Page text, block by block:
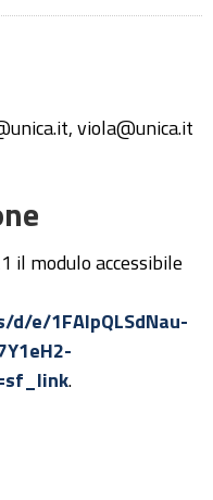
viola@unica.it
il modulo accessibile
e/1FAIpQLSdNau-
.